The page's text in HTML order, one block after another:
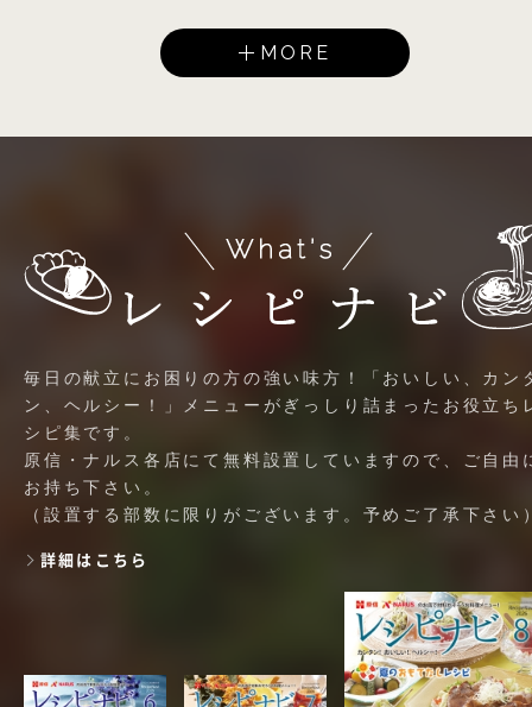
MORE
毎日の献立にお困りの方の強い味方！「おいしい、カン
ン、ヘルシー！」メニューがぎっしり詰まったお役立ち
シピ集です。
原信・ナルス各店にて無料設置していますので、ご自由
お持ち下さい。
（設置する部数に限りがございます。予めご了承下さい
詳細はこちら